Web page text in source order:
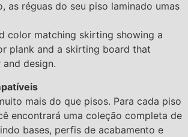
as réguas do seu piso laminado umas
color matching skirting showing a
plank and a skirting board that
design.
mais do que pisos. Para cada piso
encontrará uma coleção completa de
bases, perfis de acabamento e